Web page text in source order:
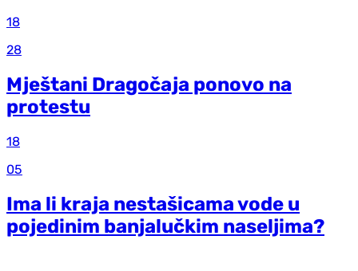
18
28
Mještani Dragočaja ponovo na
protestu
18
05
Ima li kraja nestašicama vode u
pojedinim banjalučkim naseljima?